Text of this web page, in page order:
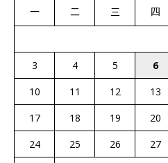
一 二 三 四
3
4 5 6
10
11 12 13
17
18 19 20
24
25 26 27